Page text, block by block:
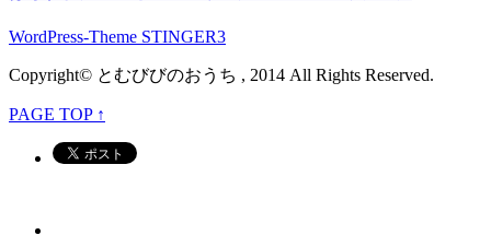
WordPress-Theme STINGER3
Copyright© とむびびのおうち , 2014 All Rights Reserved.
PAGE TOP ↑